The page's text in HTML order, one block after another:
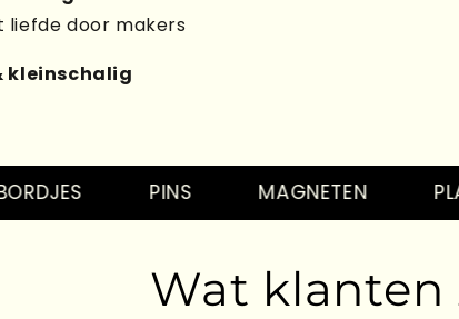
door makers
kleinschalig
MAGNETEN
Wat klanten